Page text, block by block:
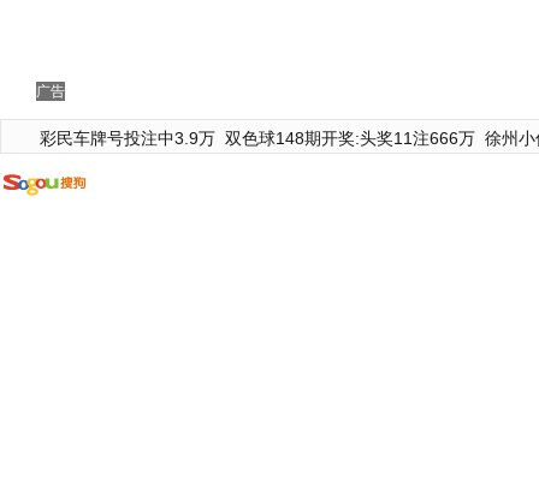
广告
彩民车牌号投注中3.9万 双色球148期开奖:头奖11注666万 徐州